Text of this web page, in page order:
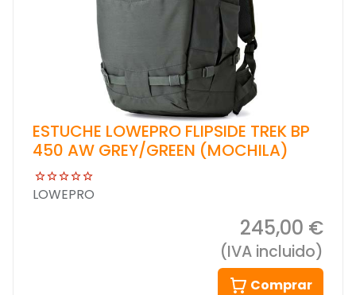
ESTUCHE LOWEPRO FLIPSIDE TREK BP
450 AW GREY/GREEN (MOCHILA)
LOWEPRO
245,00 €
(IVA incluido)
Comprar